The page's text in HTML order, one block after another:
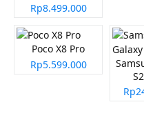
Rp8.499.000
Poco X8 Pro
Rp5.599.000